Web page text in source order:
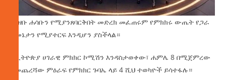
ሕዝቡ ሐሳቡን የሚያንጸባርቅበት መድረክ መፈጠሩም የምክክሩ ውጤት የጋራ
አመኔታን የሚያተርፍ እንዲሆን ያስችላል።
የኢትዮጵያ ሀገራዊ ምክክር ኮሚሽን እንዳስታወቀው፣ ሐምሌ 8 በሚጀምረው
የመጨረሻው ምዕራፍ የምክክር ጉባኤ ላይ 4 ሺህ ተወካዮች ይሳተፋሉ።